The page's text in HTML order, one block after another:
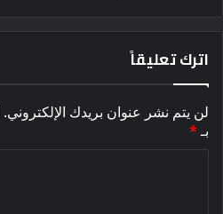
اترك تعليقاً
لن يتم نشر عنوان بريدك الإلكتروني.
بـ*